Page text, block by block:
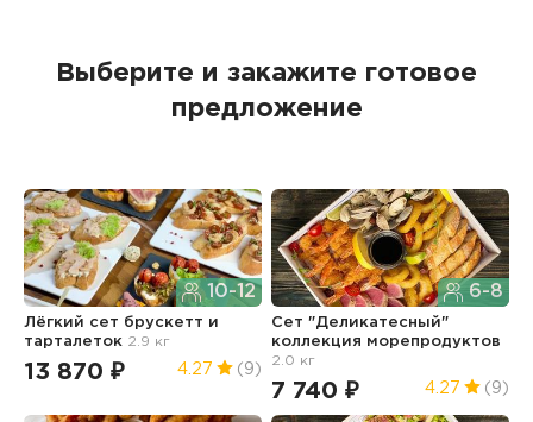
Выберите и закажите готовое
предложение
10-12
Лёгкий сет брускетт и
тарталеток 2.9 кг
13 870 ₽ 4.27 (9)
6-8
Сет "Деликатесный"
коллекция морепродуктов
2.0 кг
7 740 ₽ 4.27 (9)